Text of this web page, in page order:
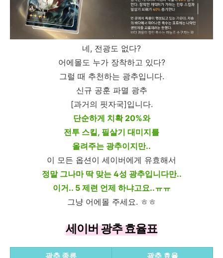
네, 전광도 없다?
어에몰도 누가 장착하고 있다?
그럴 때 추천하는 광추입니다.
신규 공훈 파멸 광추
[과거의 핏자국]입니다.
단순하게 치확 20%와
전투 스킬, 필살기 대미지를
올려주는 광추이지만..
이 모든 옵션이 세이버에게 유효해서
정말 그나마 딱 맞는 4성 광추입니다만..
이거.. 5 제련 언제 하냐고요..ㅠㅠ
그냥 어에몰 주세요. ㅎㅎ
세이버 광추 효율표
광추 종류
광추 효율